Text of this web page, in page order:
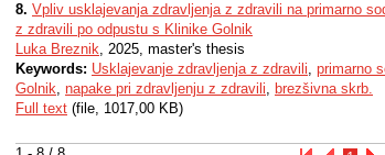
8. Vpliv usklajevanja zdravljenja z zdravili na primarno
z zdravili po odpustu s Klinike Golnik
Luka Breznik, 2025, master's thesis
Keywords: Usklajevanje zdravljenja z zdravili, primarno
Golnik, napake pri zdravljenju z zdravili, brezšivna skrb.
Full text (file, 1017,00 KB)